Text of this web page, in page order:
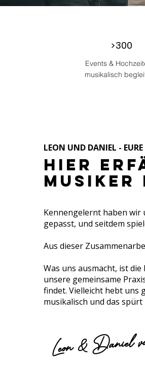
>300
Events &
musikalisch
LEON UND DANIEL -
Hier
MUSIKER
Kennengelernt haben wir
gepasst, und seitdem
Aus dieser
Was uns ausmacht, ist
unsere gemeinsame
findet. Vielleicht hebt uns
musikalisch und das spürt
Leon & Daniel